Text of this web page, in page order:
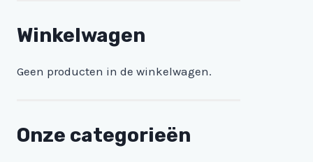
Winkelwagen
Geen producten in de winkelwagen.
Onze categorieën